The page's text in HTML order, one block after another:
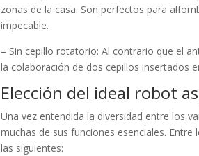
zonas de la casa. Son perfectos para
impecable.
– Sin cepillo rotatorio: Al contrario que el
la colaboración de dos cepillos insertados
Elección del ideal robot
Una vez entendida la diversidad entre los
muchas de sus funciones esenciales.
las siguientes: